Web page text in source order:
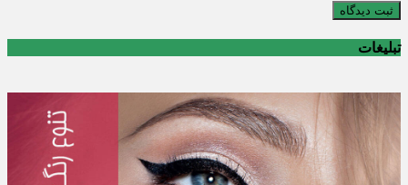
ثبت دیدگاه
تبلیغات